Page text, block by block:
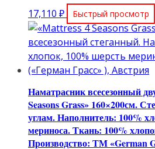
17,110 ₽ Быстрый просмотр
Наматрасник всесезонный
Seasons Grass» 160×200см.
углам. Наполнитель: 100%
мериноса. Ткань: 100%
Производство: ТМ «German